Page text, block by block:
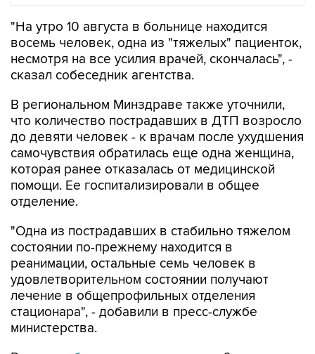
несмотря на все усилия врачей, скончалась", -
сказал собеседник агентства.
В региональном Минздраве также уточнили,
до девяти человек - к врачам после ухудшения
самочувствия обратилась еще одна женщина,
которая ранее отказалась от медицинской
помощи. Ее госпитализировали в общее
отделение.
"Одна из пострадавших в стабильно тяжелом
реанимации, остальные семь человек в
удовлетворительном состоянии получают
лечение в общепрофильных отделения
стационара", - добавили в пресс-службе
министерства.
Ранеесообщалось